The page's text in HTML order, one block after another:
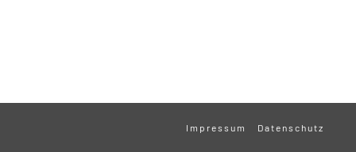
Impressum Datenschutz